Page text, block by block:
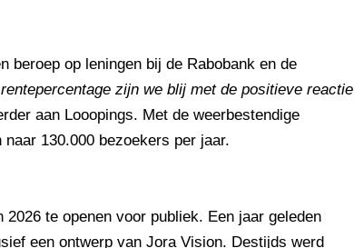
beroep op leningen bij de Rabobank en de
zijn we blij met de positieve reactie
aan Looopings. Met de weerbestendige
130.000 bezoekers per jaar.
te openen voor publiek. Een jaar geleden
een ontwerp van Jora Vision. Destijds werd